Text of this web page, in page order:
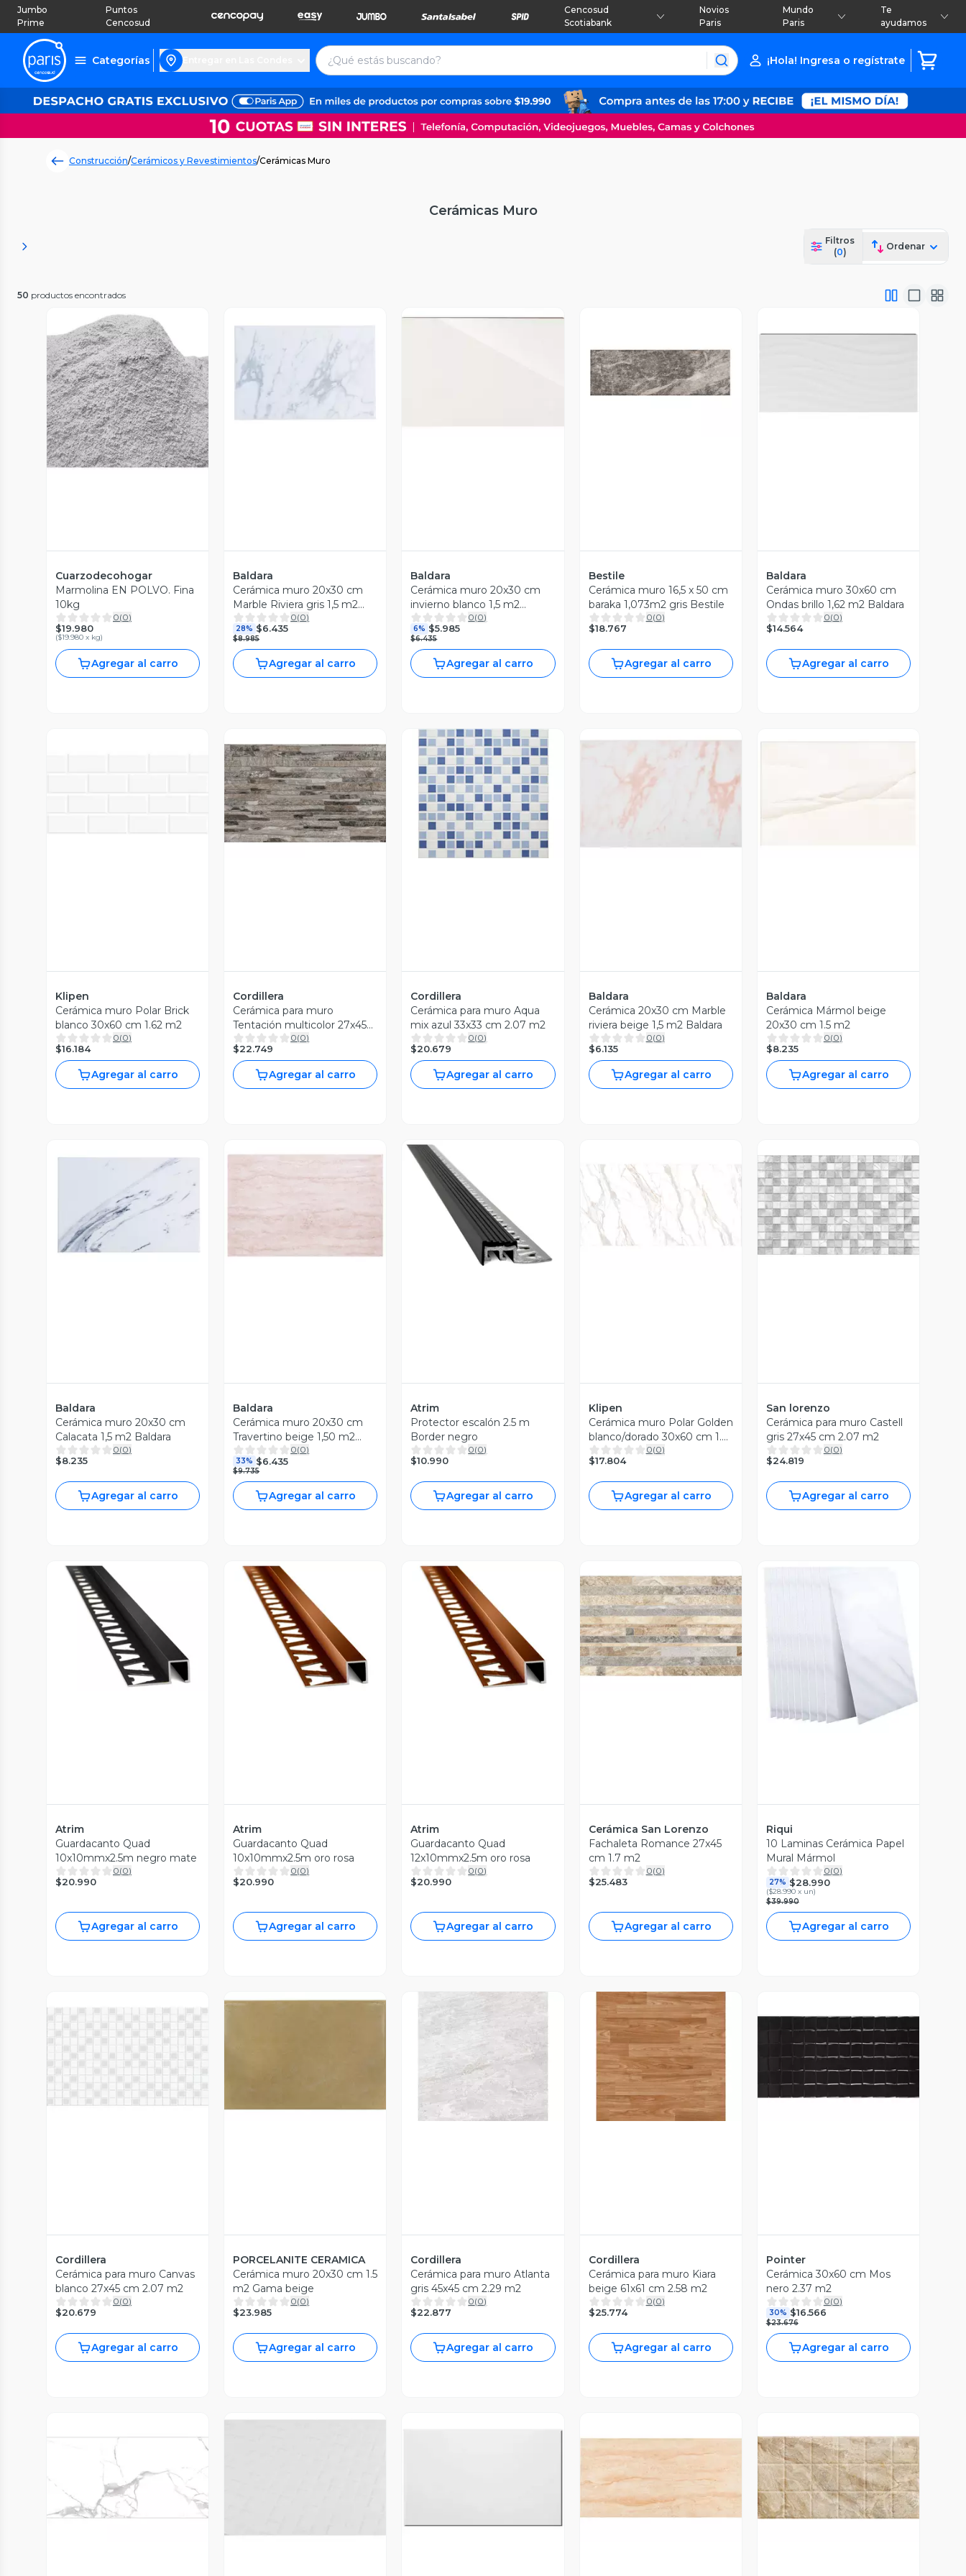
Jumbo
Prime
Puntos
Cencosud
Cencosud
Scotiabank
Novios
Paris
Mundo
Paris
Te
ayudamos
Categorías ¡Hola! Ingresa o regístrate
Construcción/Cerámicos y Revestimientos/Cerámicas Muro
Cerámicas Muro
Filtros
(0)
Ordenar
50 productos encontrados
Vista Previa
Cuarzodecohogar
Marmolina EN POLVO. Fina
10kg
0(0)
$19.980
($19.980 x kg)
Agregar al carro
Vista Previa
Baldara
Cerámica muro 20x30 cm
Marble Riviera gris 1,5 m2
Baldara
0(0)
28% $6.435
$8.985
Agregar al carro
Baldara
Cerámica muro 20x30 cm
invierno blanco 1,5 m2
Baldara
0(0)
6% $5.985
$6.435
Agregar al carro
Vista Previa
Bestile
Cerámica muro 16,5 x 50 cm
baraka 1,073m2 gris Bestile
0(0)
$18.767
Agregar al carro
Baldara
Cerámica muro 30x60 cm
Ondas brillo 1,62 m2 Baldara
0(0)
$14.564
Agregar al carro
Klipen
Cerámica muro Polar Brick
blanco 30x60 cm 1.62 m2
0(0)
$16.184
Agregar al carro
Vista Previa
Cordillera
Cerámica para muro
Tentación multicolor 27x45
cm 2.07 m20(0)
$22.749
Agregar al carro
Vista Previa
Cordillera
Cerámica para muro Aqua
mix azul 33x33 cm 2.07 m2
0(0)
$20.679
Agregar al carro
Baldara
Cerámica 20x30 cm Marble
riviera beige 1,5 m2 Baldara
0(0)
$6.135
Agregar al carro
Vista Previa
Baldara
Cerámica Mármol beige
20x30 cm 1.5 m2
0(0)
$8.235
Agregar al carro
Vista Previa
Baldara
Cerámica muro 20x30 cm
Calacata 1,5 m2 Baldara
0(0)
$8.235
Agregar al carro
Vista Previa
Baldara
Cerámica muro 20x30 cm
Travertino beige 1,50 m2
Baldara
0(0)
33% $6.435
$9.735
Agregar al carro
Vista Previa
Atrim
Protector escalón 2.5 m
Border negro
0(0)
$10.990
Agregar al carro
Vista Previa
Klipen
Cerámica muro Polar Golden
blanco/dorado 30x60 cm 1.62
m2
0(0)
$17.804
Agregar al carro
Vista Previa
San lorenzo
Cerámica para muro Castell
gris 27x45 cm 2.07 m2
0(0)
$24.819
Agregar al carro
Vista Previa
Atrim
Guardacanto Quad
10x10mmx2.5m negro mate
0(0)
$20.990
Agregar al carro
Vista Previa
Atrim
Guardacanto Quad
10x10mmx2.5m oro rosa
0(0)
$20.990
Agregar al carro
Vista Previa
Atrim
Guardacanto Quad
12x10mmx2.5m oro rosa
0(0)
$20.990
Agregar al carro
Vista Previa
Cerámica San Lorenzo
Fachaleta Romance 27x45
cm 1.7 m2
0(0)
$25.483
Agregar al carro
Vista Previa
Riqui
10 Laminas Cerámica Papel
Mural Mármol
0(0)
27% $28.990
($28.990 x un)
$39.990
Agregar al carro
Vista Previa
Cordillera
Cerámica para muro Canvas
blanco 27x45 cm 2.07 m2
0(0)
$20.679
Agregar al carro
PORCELANITE CERAMICA
Cerámica muro 20x30 cm 1.5
m2 Gama beige
0(0)
$23.985
Agregar al carro
Vista Previa
Cordillera
Cerámica para muro Atlanta
gris 45x45 cm 2.29 m2
0(0)
$22.877
Agregar al carro
Vista Previa
Cordillera
Cerámica para muro Kiara
beige 61x61 cm 2.58 m2
0(0)
$25.774
Agregar al carro
Vista Previa
Pointer
Cerámica 30x60 cm Mos
nero 2.37 m2
0(0)
30% $16.566
$23.676
Agregar al carro
Vista Previa Vista Previa